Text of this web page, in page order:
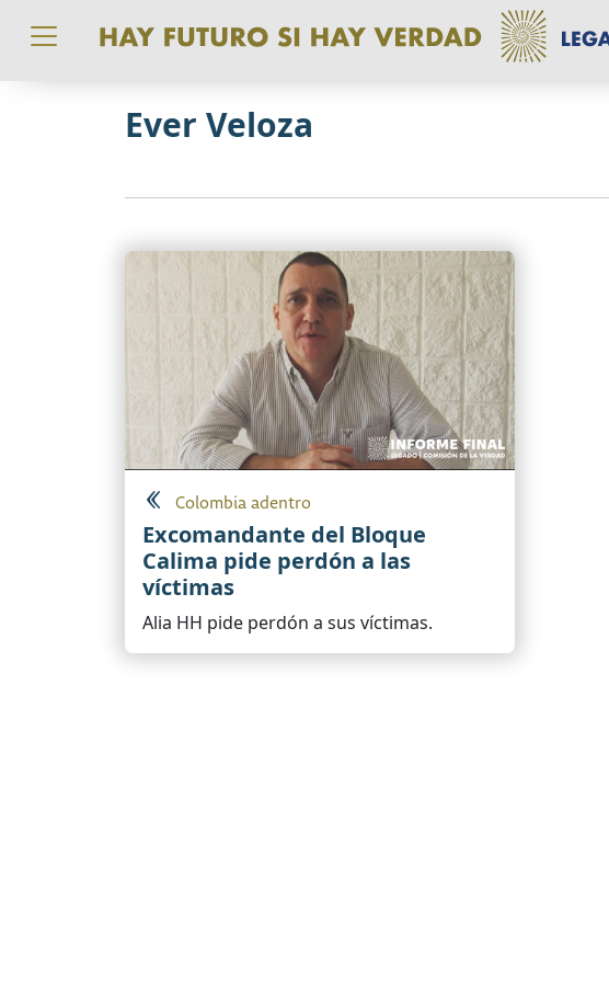
Ever Veloza
Colombia adentro
Excomandante del Bloque
Calima pide perdón a las
víctimas
Alia HH pide perdón a sus víctimas.